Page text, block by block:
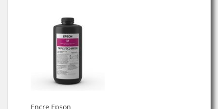
Encre Epson